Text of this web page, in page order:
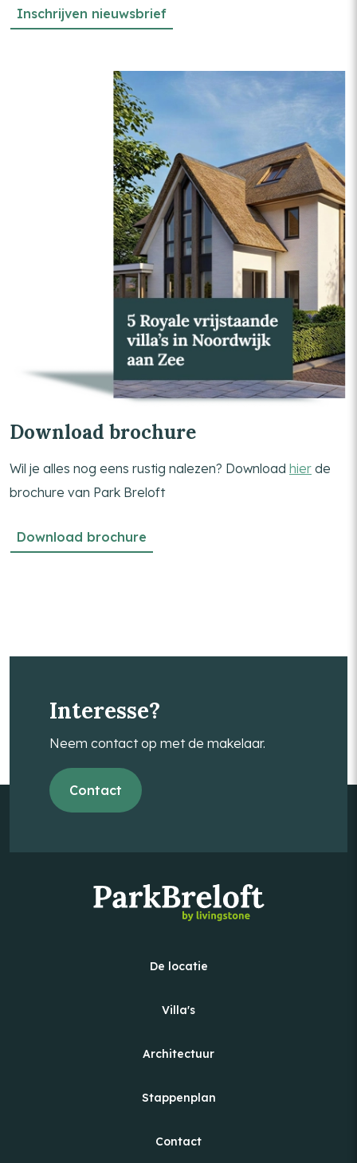
Inschrijven nieuwsbrief
Download brochure
Wil je alles nog eens rustig nalezen? Download hier de
brochure van Park Breloft
Download brochure
Interesse?
Neem contact op met de makelaar.
Contact
De locatie
Villa's
Architectuur
Stappenplan
Contact